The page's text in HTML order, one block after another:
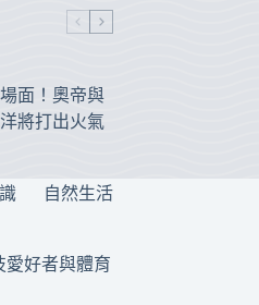
面！奧帝與
將打出火氣
自然生活
愛好者與體育